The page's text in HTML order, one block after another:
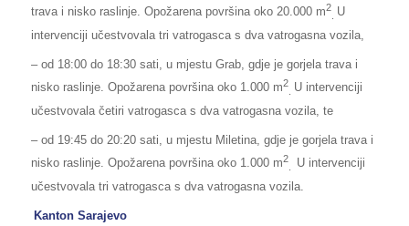
trava i nisko raslinje. Opožarena površina oko 20.000 m2
U
intervenciji učestvovala tri vatrogasca s dva vatrogasna vozila,
– od 18:00 do 18:30 sati, u mjestu Grab, gdje je gorjela trava i
nisko raslinje. Opožarena površina oko 1.000 m2
U intervenciji
učestvovala četiri vatrogasca s dva vatrogasna vozila, te
– od 19:45 do 20:20 sati, u mjestu Miletina, gdje je gorjela trava i
nisko raslinje. Opožarena površina oko 1.000 m2
U intervenciji
učestvovala tri vatrogasca s dva vatrogasna vozila.
Kanton Sarajevo